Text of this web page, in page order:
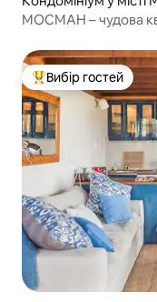
МОСМАН – чудова
Топ вибір гостей
Вибір гостей